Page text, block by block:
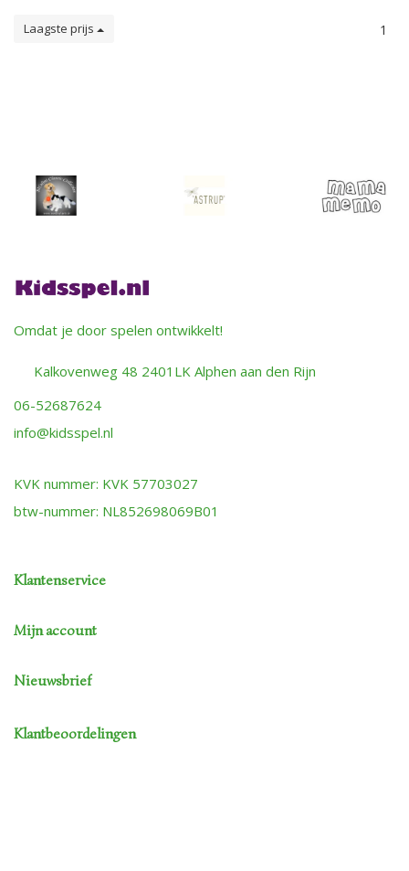
Laagste prijs 1
Omdat je door spelen ontwikkelt!
Kalkovenweg 48 2401LK Alphen aan den Rijn
06-52687624
info@kidsspel.nl
KVK nummer: KVK 57703027
btw-nummer: NL852698069B01
Klantenservice
Mijn account
Nieuwsbrief
Klantbeoordelingen